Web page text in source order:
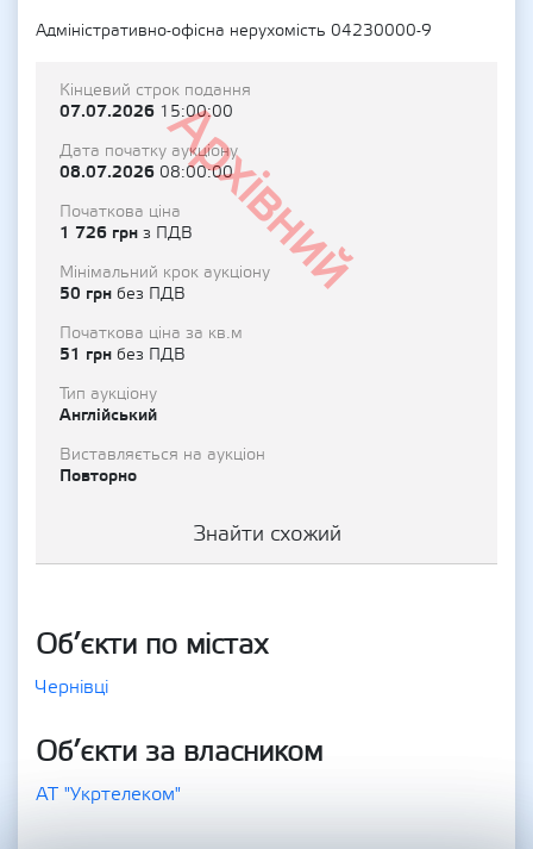
Адміністративно-офісна нерухомість 04230000-9
Архівний
Кінцевий строк подання
07.07.2026 15:00:00
Дата початку аукціону
08.07.2026 08:00:00
Початкова ціна
1 726 грн з ПДВ
Мінімальний крок аукціону
50 грн без ПДВ
Початкова ціна за кв.м
51 грн без ПДВ
Тип аукціону
Англійський
Виставляється на аукціон
Повторно
Знайти схожий
Об’єкти по містах
Чернівці
Об’єкти за власником
АТ "Укртелеком"